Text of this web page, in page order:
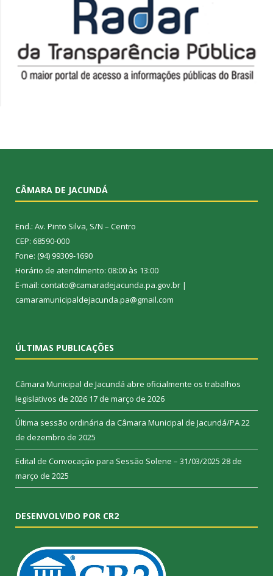
CÂMARA DE JACUNDÁ
End.: Av. Pinto Silva, S/N – Centro
CEP: 68590-000
Fone: (94) 99309-1690
Horário de atendimento: 08:00 às 13:00
E-mail: contato@camaradejacunda.pa.gov.br |
camaramunicipaldejacunda.pa@gmail.com
ÚLTIMAS PUBLICAÇÕES
Câmara Municipal de Jacundá abre oficialmente os trabalhos
legislativos de 2026 17 de março de 2026
Última sessão ordinária da Câmara Municipal de Jacundá/PA22
de dezembro de 2025
Edital de Convocação para Sessão Solene – 31/03/2025 28 de
março de 2025
DESENVOLVIDO POR CR2